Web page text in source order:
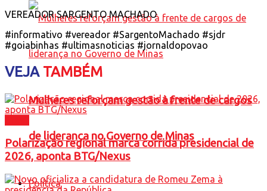
Mulheres reforçam gestão à frente de cargos
de liderança no Governo de Minas
Política
VEREADOR SARGENTO MACHADO
#informativo #vereador #SargentoMachado #sjdr
#goiabinhas #ultimasnoticias #jornaldopovao
VEJATAMBÉM
Polarização regional marca corrida presidencial de
2026, aponta BTG/Nexus